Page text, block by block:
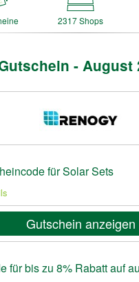
2317 Shops
- August
für Solar Sets
Gutschein anzeigen
für bis zu 8% Rabatt auf